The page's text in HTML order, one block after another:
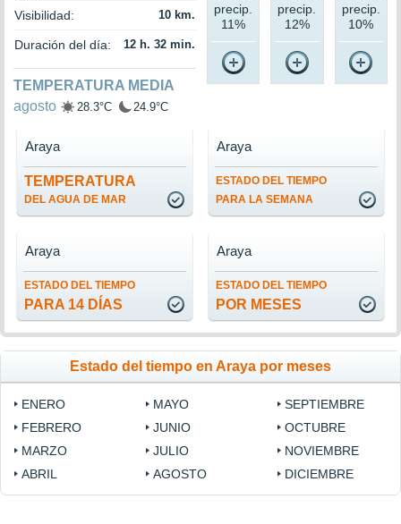
Visibilidad: 10 km.
Duración del día: 12 h. 32 min.
TEMPERATURA MEDIA
agosto
28.3°C 24.9°C
precip.
11%
precip.
12%
precip.
10%
TEMPERATURA
DEL AGUA DE MAR
Araya
ESTADO DEL TIEMPO
PARA LA SEMANA
Araya
ESTADO DEL TIEMPO
PARA 14 DÍAS
Araya
ESTADO DEL TIEMPO
POR MESES
Araya
Estado del tiempo en Araya por meses
ENERO
FEBRERO
MARZO
ABRIL
MAYO
JUNIO
JULIO
AGOSTO
SEPTIEMBRE
OCTUBRE
NOVIEMBRE
DICIEMBRE